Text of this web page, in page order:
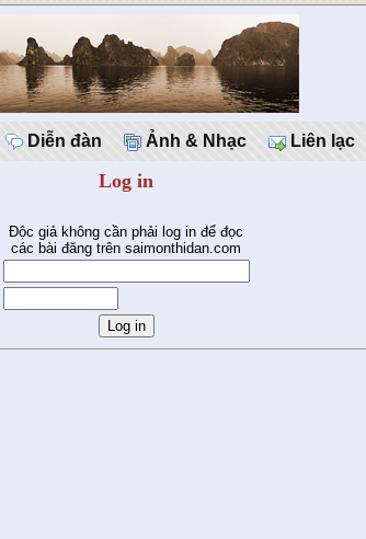
Diễn đàn Ảnh & Nhạc Liên lạc
Log in
Độc giả không cần phải log in để đọc
các bài đăng trên saimonthidan.com